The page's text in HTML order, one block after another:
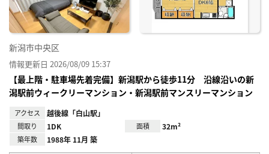
新潟市中央区
情報更新日 2026/08/09 15:37
【最上階・駐車場先着完備】新潟駅から徒歩11分 沿線沿いの新
潟駅前ウィークリーマンション・新潟駅前マンスリーマンション
アクセス 越後線「白山駅」
間取り 1DK 面積 32m²
築年数 1988年 11月 築